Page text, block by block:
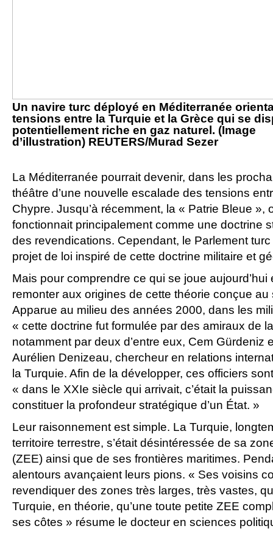
Un navire turc déployé en Méditerranée
tensions entre la Turquie et la Grèce qui se
potentiellement riche en gaz naturel. (Image
d’illustration) REUTERS/Murad Sezer
La Méditerranée pourrait devenir, dans les
théâtre d’une nouvelle escalade des tensions
Chypre. Jusqu’à récemment, la « Patrie Bleue »,
fonctionnait principalement comme une doctrine
des revendications. Cependant, le Parlement
projet de loi inspiré de cette doctrine militaire et
Mais pour comprendre ce qui se joue aujourd’hui
remonter aux origines de cette théorie conçue
Apparue au milieu des années 2000, dans les
« cette doctrine fut formulée par des amiraux de
notamment par deux d’entre eux, Cem Gürdeniz
Aurélien Denizeau, chercheur en relations
la Turquie. Afin de la développer, ces officiers
« dans le XXIe siècle qui arrivait, c’était la
constituer la profondeur stratégique d’un État. »
Leur raisonnement est simple. La Turquie,
territoire terrestre, s’était désintéressée de sa
(ZEE) ainsi que de ses frontières maritimes.
alentours avançaient leurs pions. « Ses voisins
revendiquer des zones très larges, très vastes,
Turquie, en théorie, qu’une toute petite ZEE
ses côtes » résume le docteur en sciences